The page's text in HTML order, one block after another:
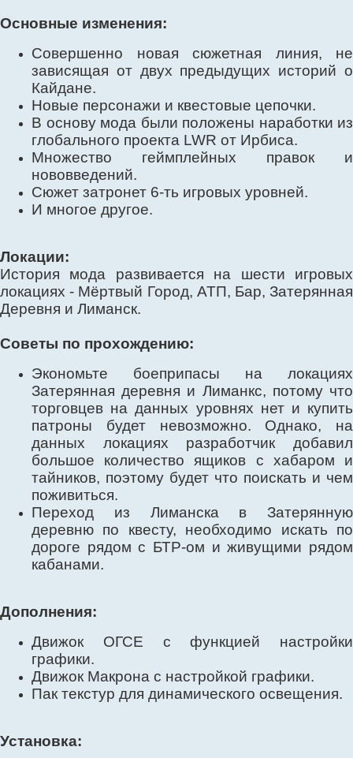
Основные изменения:
Совершенно новая сюжетная линия, не
зависящая от двух предыдущих историй о
Кайдане.
Новые персонажи и квестовые цепочки.
В основу мода были положены наработки из
глобального проекта LWR от Ирбиса.
Множество геймплейных правок и
нововведений.
Сюжет затронет 6-ть игровых уровней.
И многое другое.
Локации:
История мода развивается на шести игровых
локациях - Мёртвый Город, АТП, Бар, Затерянная
Деревня и Лиманск.
Советы по прохождению:
Экономьте боеприпасы на локациях
Затерянная деревня и Лиманкс, потому что
торговцев на данных уровнях нет и купить
патроны будет невозможно. Однако, на
данных локациях разработчик добавил
большое количество ящиков с хабаром и
тайников, поэтому будет что поискать и чем
поживиться.
Переход из Лиманска в Затерянную
деревню по квесту, необходимо искать по
дороге рядом с БТР-ом и живущими рядом
кабанами.
Дополнения:
Движок ОГСЕ с функцией настройки
графики.
Движок Макрона с настройкой графики.
Пак текстур для динамического освещения.
Установка: